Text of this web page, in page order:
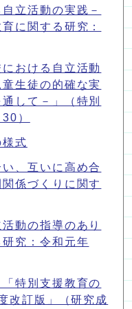
立活動の実践－
に関する研究：
おける自立活動
生徒の的確な実
して－」（特別
）
様式
、互いに高め合
係づくりに関す
動の指導のあり
究：令和元年
特別支援教育の
改訂版」（研究成